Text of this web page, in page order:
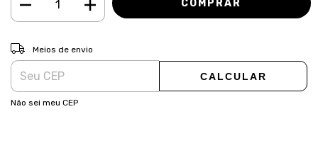
Entregas para o CEP:
Meios de envio
CALCULAR
Não sei meu CEP